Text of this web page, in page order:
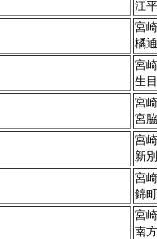
江
宮
橘
宮
生
宮
宮
宮
新
宮
錦
宮
南